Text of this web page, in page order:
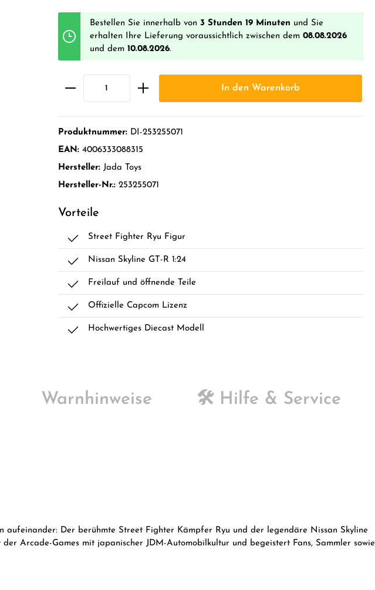
Bestellen Sie innerhalb von 3 Stunden 19 Minuten und Sie
erhalten Ihre Lieferung voraussichtlich zwischen dem 08.08.2026
und dem 10.08.2026.
In den Warenkorb
Produktnummer: DI-253255071
EAN: 4006333088315
Hersteller: Jada Toys
Hersteller-Nr.: 253255071
Vorteile
Street Fighter Ryu Figur
Nissan Skyline GT-R 1:24
Freilauf und öffnende Teile
Offizielle Capcom Lizenz
Hochwertiges Diecast Modell
Warnhinweise 🛠️ Hilfe & Service
aufeinander: Der berühmte Street Fighter Kämpfer Ryu und der legendäre Nissan Skyline
Arcade-Games mit japanischer JDM-Automobilkultur und begeistert Fans, Sammler sowie